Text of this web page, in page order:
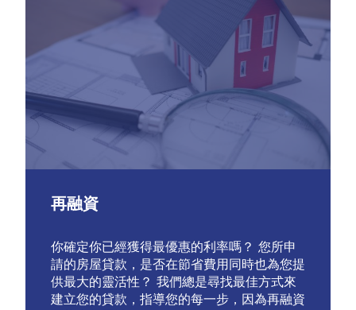
再融資
你確定你已經獲得最優惠的利率嗎？ 您所申
請的房屋貸款，是否在節省費用同時也為您提
供最大的靈活性？ 我們總是尋找最佳方式來
建立您的貸款，指導您的每一步，因為再融資